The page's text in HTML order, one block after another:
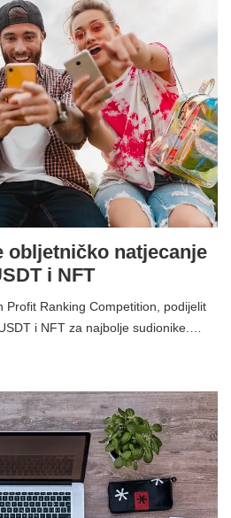
obljetničko natjecanje
i NFT
Profit Ranking Competition, podijelit
i NFT za najbolje sudionike.…